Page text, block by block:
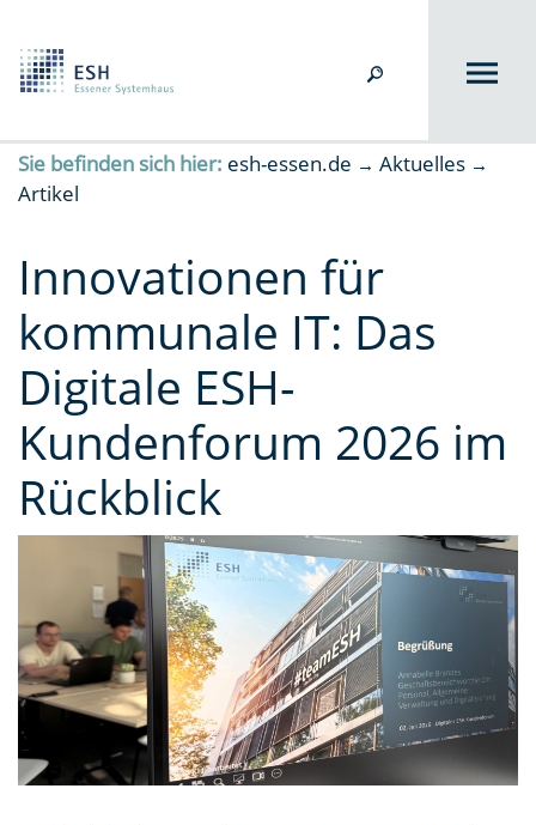
Sie befinden sich hier: esh-essen.de → Aktuelles →
Artikel
Innovationen für
kommunale IT: Das
Digitale ESH-
Kundenforum 2026 im
Rückblick